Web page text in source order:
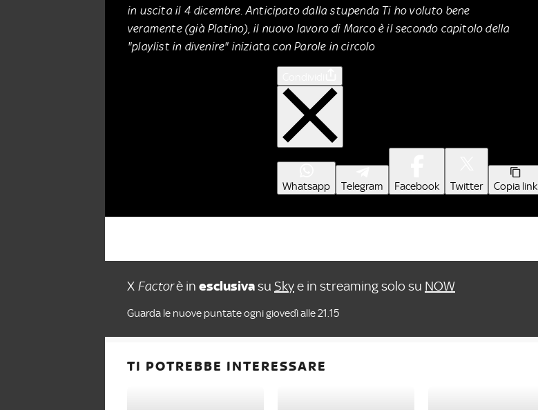
in uscita il 4 dicembre. Anticipato dalla stupenda Ti ho voluto bene
veramente (già Platino), il nuovo lavoro di Marco è il secondo capitolo della
"playlist in divenire" iniziata con Parole in circolo
Whatsapp Telegram Facebook Twitter Copia link
X Factorè in esclusivasu Skye in streaming solo su NOW
Guarda le nuove puntate ogni giovedì alle 21.15
TI POTREBBE INTERESSARE